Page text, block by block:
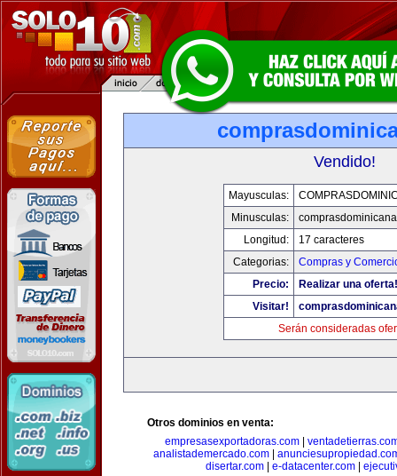
Vendido!
Mayusculas:
Minusculas:
Longitud:
17 caracteres
Categorias:
Compras y
Precio:
Realizar una oferta!
Visitar!
Serán consideradas
Otros dominios en venta:
empresasexportadoras.com|
analistademercado.com
disertar.com| e-datacenter.com|